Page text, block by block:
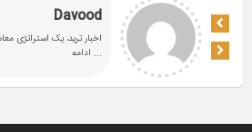
Davood
اخبار ترید، یک استراتژی
... ادامه